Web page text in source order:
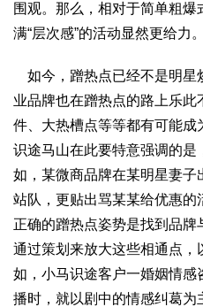
围观。那么，相对于简单粗
满“层次感”的活动显然更给力。
如今，蹭热点已经不是明星
业品牌也在蹭热点的路上乐
件、大热槽点等等都有可能成
识途马山在此要特意强调的
如，某微商品牌在某明星妻
站队，更贴出骂某某给优惠的
正确的蹭热点姿势是找到品牌
通过策划来放大这些相通点
如，小马识途客户一婚姻情
播时，就以剧中的情感纠葛